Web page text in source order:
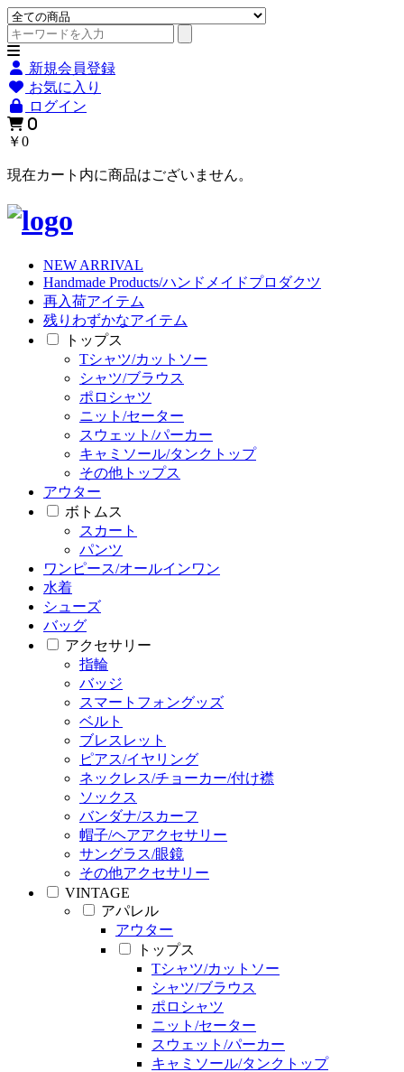
新規会員登録
お気に入り
ログイン
0
￥0
現在カート内に商品はございません。
NEW ARRIVAL
Handmade Products/ハンドメイドプロダクツ
再入荷アイテム
残りわずかなアイテム
トップス
Tシャツ/カットソー
シャツ/ブラウス
ポロシャツ
ニット/セーター
スウェット/パーカー
キャミソール/タンクトップ
その他トップス
アウター
ボトムス
スカート
パンツ
ワンピース/オールインワン
水着
シューズ
バッグ
アクセサリー
指輪
バッジ
スマートフォングッズ
ベルト
ブレスレット
ピアス/イヤリング
ネックレス/チョーカー/付け襟
ソックス
バンダナ/スカーフ
帽子/ヘアアクセサリー
サングラス/眼鏡
その他アクセサリー
VINTAGE
アパレル
アウター
トップス
Tシャツ/カットソー
シャツ/ブラウス
ポロシャツ
ニット/セーター
スウェット/パーカー
キャミソール/タンクトップ